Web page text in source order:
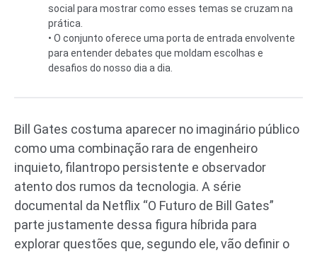
social para mostrar como esses temas se cruzam na
prática.
• O conjunto oferece uma porta de entrada envolvente
para entender debates que moldam escolhas e
desafios do nosso dia a dia.
Bill Gates costuma aparecer no imaginário público
como uma combinação rara de engenheiro
inquieto, filantropo persistente e observador
atento dos rumos da tecnologia. A série
documental da Netflix “O Futuro de Bill Gates”
parte justamente dessa figura híbrida para
explorar questões que, segundo ele, vão definir o